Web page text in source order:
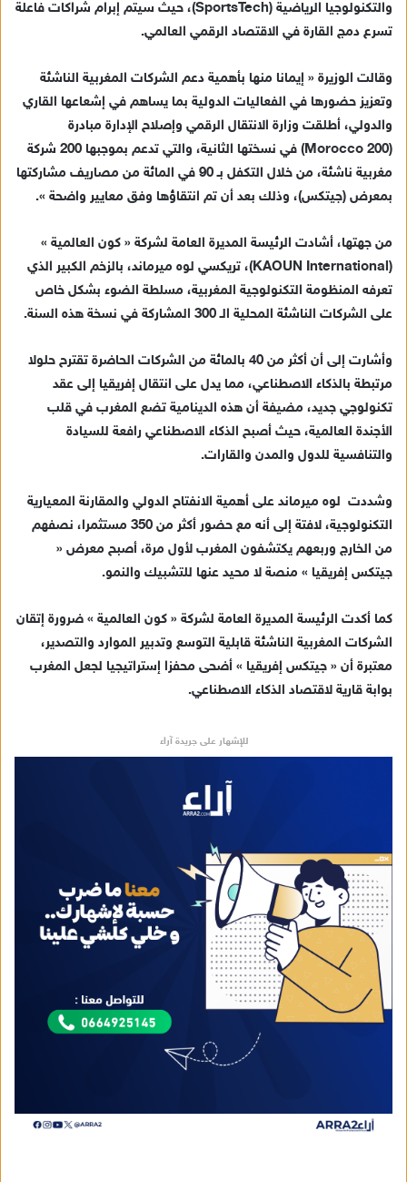
والتكنولوجيا الرياضية (SportsTech)، حيث سيتم إبرام شراكات فاعلة
تسرع دمج القارة في الاقتصاد الرقمي العالمي.
وقالت الوزيرة « إيمانا منها بأهمية دعم الشركات المغربية الناشئة
وتعزيز حضورها في الفعاليات الدولية بما يساهم في إشعاعها القاري
والدولي، أطلقت وزارة الانتقال الرقمي وإصلاح الإدارة مبادرة
(Morocco 200) في نسختها الثانية، والتي تدعم بموجبها 200 شركة
مغربية ناشئة، من خلال التكفل بـ 90 في المائة من مصاريف مشاركتها
بمعرض (جيتكس)، وذلك بعد أن تم انتقاؤها وفق معايير واضحة ».
من جهتها، أشادت الرئيسة المديرة العامة لشركة « كون العالمية »
(KAOUN International)، تريكسي لوه ميرماند، بالزخم الكبير الذي
تعرفه المنظومة التكنولوجية المغربية، مسلطة الضوء بشكل خاص
على الشركات الناشئة المحلية الـ 300 المشاركة في نسخة هذه السنة.
وأشارت إلى أن أكثر من 40 بالمائة من الشركات الحاضرة تقترح حلولا
مرتبطة بالذكاء الاصطناعي، مما يدل على انتقال إفريقيا إلى عقد
تكنولوجي جديد، مضيفة أن هذه الدينامية تضع المغرب في قلب
الأجندة العالمية، حيث أصبح الذكاء الاصطناعي رافعة للسيادة
والتنافسية للدول والمدن والقارات.
وشددت لوه ميرماند على أهمية الانفتاح الدولي والمقارنة المعيارية
التكنولوجية، لافتة إلى أنه مع حضور أكثر من 350 مستثمرا، نصفهم
من الخارج وربعهم يكتشفون المغرب لأول مرة، أصبح معرض «
جيتكس إفريقيا » منصة لا محيد عنها للتشبيك والنمو.
كما أكدت الرئيسة المديرة العامة لشركة « كون العالمية » ضرورة إتقان
الشركات المغربية الناشئة قابلية التوسع وتدبير الموارد والتصدير،
معتبرة أن « جيتكس إفريقيا » أضحى محفزا إستراتيجيا لجعل المغرب
بوابة قارية لاقتصاد الذكاء الاصطناعي.
للإشهار على جريدة آراء